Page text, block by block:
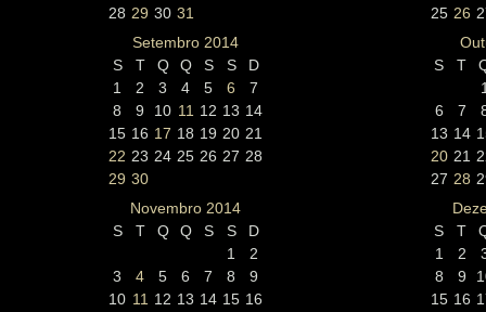
28 29 30 31
25 26
Setembro 2014
S
T Q Q S S
D
1
2 3 4 5 6
7
8
9 10 11 12 13 14
15 16 17 18 19 20 21
22 23 24 25 26 27 28
29 30
S
T
6
7
13 14
20 21
27 28
Novembro 2014
S
T Q Q S S
D
1
2
3
4 5 6 7 8
9
10 11 12 13 14 15 16
S
T
1
2
8
9
15 16